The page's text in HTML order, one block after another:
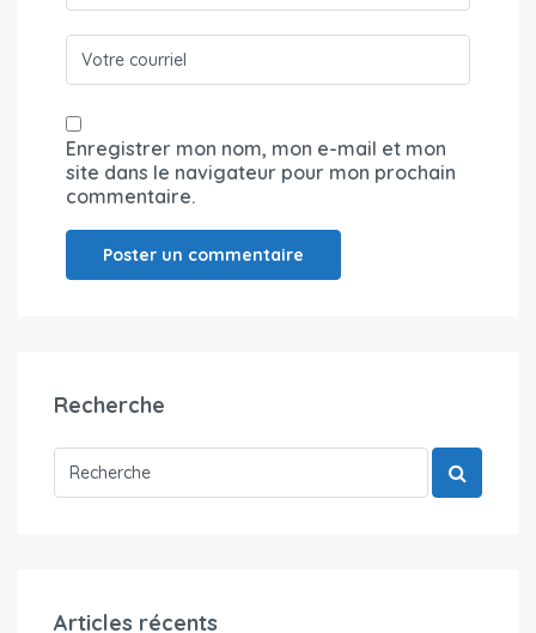
Enregistrer mon nom, mon e-mail et mon
site dans le navigateur pour mon prochain
commentaire.
Recherche
Articles récents